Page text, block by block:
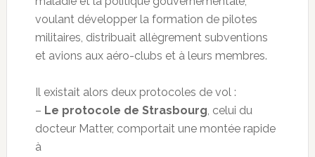
voulant développer la formation de pilotes
militaires, distribuait allègrement subventions
et avions aux aéro-clubs et à leurs membres.
Il existait alors deux protocoles de vol :
– Le protocole de Strasbourg , celui du
docteur Matter, comportait une montée rapide
à